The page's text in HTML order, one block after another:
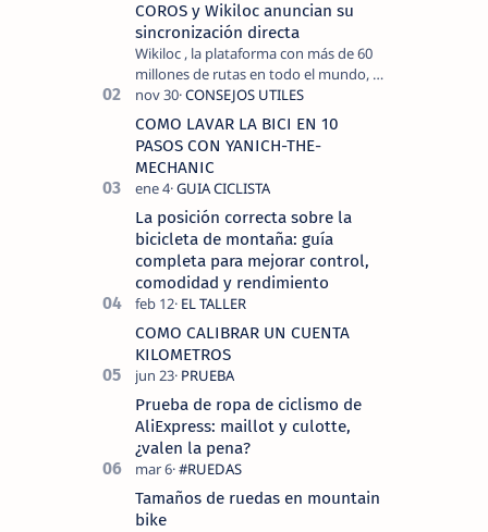
COROS y Wikiloc anuncian su
sincronización directa
Wikiloc , la plataforma con más de 60
millones de rutas en todo el mundo, y
COROS , marca de dispositivos GPS
reconocida mundialmente por su
tecnolo…
COMO LAVAR LA BICI EN 10
PASOS CON YANICH-THE-
MECHANIC
La posición correcta sobre la
bicicleta de montaña: guía
completa para mejorar control,
comodidad y rendimiento
COMO CALIBRAR UN CUENTA
KILOMETROS
Prueba de ropa de ciclismo de
AliExpress: maillot y culotte,
¿valen la pena?
Tamaños de ruedas en mountain
bike